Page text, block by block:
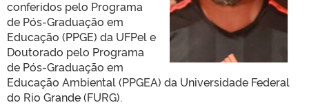
conferidos pelo Programa
de Pós-Graduação em
Educação (PPGE) da UFPel e
Doutorado pelo Programa
de Pós-Graduação em
Educação Ambiental (PPGEA) da Universidade Federal
do Rio Grande (FURG).